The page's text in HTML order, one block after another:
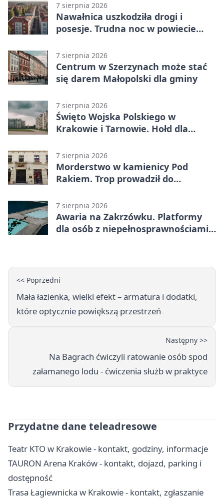
7 sierpnia 2026
Nawałnica uszkodziła drogi i
posesje. Trudna noc w powiecie
7 sierpnia 2026
Centrum w Szerzynach może stać
się darem Małopolski dla gminy
7 sierpnia 2026
Święto Wojska Polskiego w
Krakowie i Tarnowie. Hołd dla
7 sierpnia 2026
Morderstwo w kamienicy Pod
Rakiem. Trop prowadził do
7 sierpnia 2026
Awaria na Zakrzówku. Platformy
dla osób z niepełnosprawnościami
<< Poprzedni
Mała łazienka, wielki efekt – armatura i dodatki,
które optycznie powiększą przestrzeń
Następny >>
Na Bagrach ćwiczyli ratowanie osób spod
załamanego lodu - ćwiczenia służb w praktyce
Przydatne dane teleadresowe
Teatr KTO w Krakowie - kontakt, godziny, informacje
TAURON Arena Kraków - kontakt, dojazd, parking i
dostępność
Trasa Łagiewnicka w Krakowie - kontakt, zgłaszanie